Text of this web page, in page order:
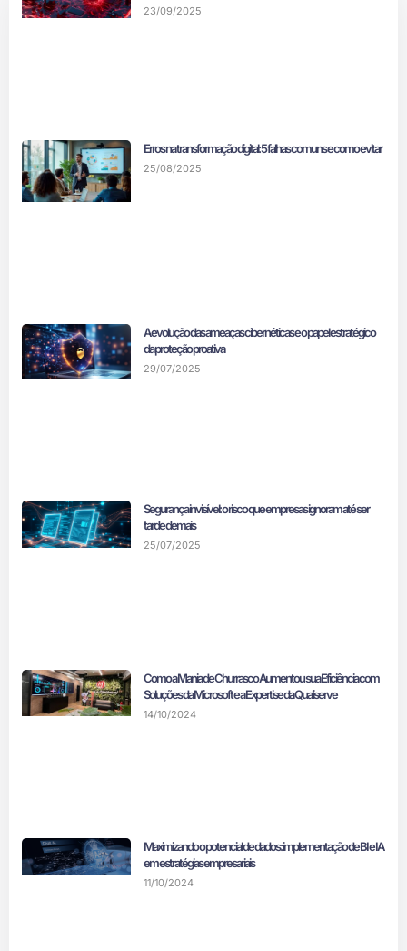
23/09/2025
Erros na transformação digital: 5 falhas comuns e como evitar
25/08/2025
A evolução das ameaças cibernéticas e o papel estratégico
da proteção proativa
29/07/2025
Segurança invisível: o risco que empresas ignoram até ser
tarde demais
25/07/2025
Como a Mania de Churrasco Aumentou sua Eficiência com
Soluções da Microsoft e a Expertise da Qualiserve
14/10/2024
Maximizando o potencial de dados: implementação de BI e IA
em estratégias empresariais
11/10/2024